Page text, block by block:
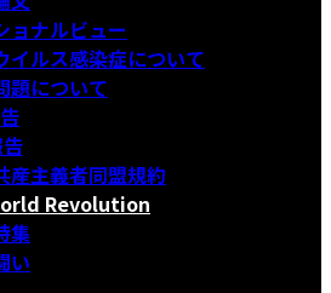
ョナルビュー
イルス感染症について
題について
産主義者同盟規約
Revolution
集
い